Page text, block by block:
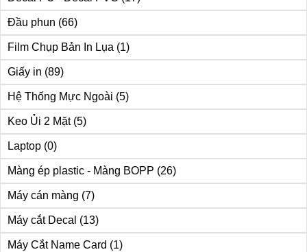
Đầu phun (66)
Film Chụp Bản In Lụa (1)
Giấy in (89)
Hệ Thống Mực Ngoài (5)
Keo Ủi 2 Mặt (5)
Laptop (0)
Màng ép plastic - Màng BOPP (26)
Máy cán màng (7)
Máy cắt Decal (13)
Máy Cắt Name Card (1)